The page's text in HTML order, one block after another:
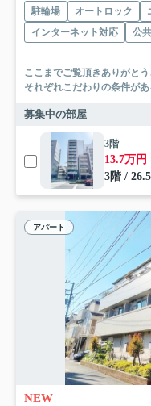
駐輪場 オートロック
インターネット対応
公
ここまでご覧頂きありがとうございます。 お部
それぞれこだわりの条件が
募集中の部屋
3階
13.7万円
3階 /
アパート
NEW